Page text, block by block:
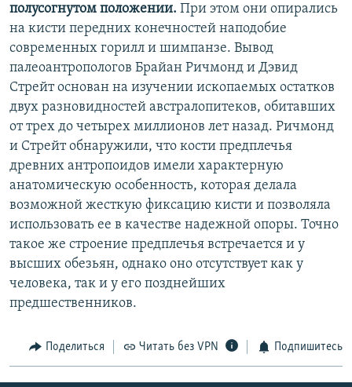
полусогнутом положении. При этом они опирались
на кисти передних конечностей наподобие
современных горилл и шимпанзе. Вывод
палеоантропологов Брайан Ричмонд и Дэвид
Стрейт основан на изучении ископаемых остатков
двух разновидностей австралопитеков, обитавших
от трех до четырех миллионов лет назад. Ричмонд
и Стрейт обнаружили, что кости предплечья
древних антропоидов имели характерную
анатомическую особенность, которая делала
возможной жесткую фиксацию кисти и позволяла
использовать ее в качестве надежной опоры. Точно
такое же строение предплечья встречается и у
высших обезьян, однако оно отсутствует как у
человека, так и у его позднейших
предшественников.
Поделиться Читать без VPN Подпишитесь